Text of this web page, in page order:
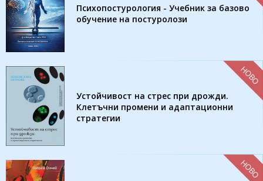
Психопостурология - Учебник за базово
обучение на постуролози
Устойчивост на стрес при дрожди.
Клетъчни промени и адаптационни
стратегии
НОВО
НОВО